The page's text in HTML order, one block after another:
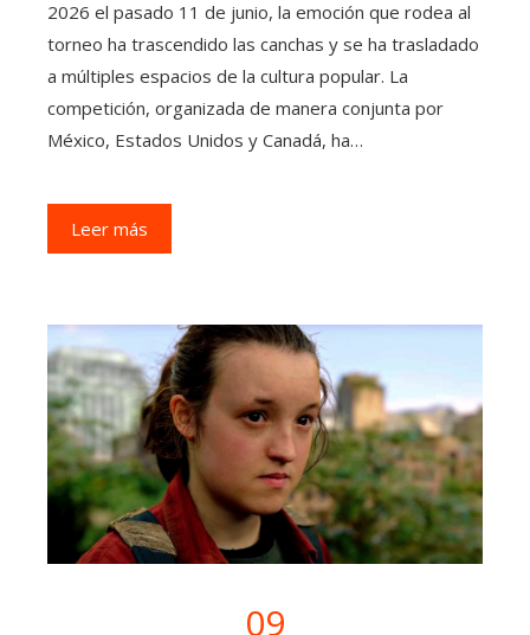
2026 el pasado 11 de junio, la emoción que rodea al
torneo ha trascendido las canchas y se ha trasladado
a múltiples espacios de la cultura popular. La
competición, organizada de manera conjunta por
México, Estados Unidos y Canadá, ha…
Leer más
09